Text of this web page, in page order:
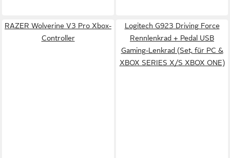
RAZER Wolverine V3 Pro Xbox-
Controller
Logitech G923 Driving Force
Rennlenkrad + Pedal USB
Gaming-Lenkrad (Set, für PC &
XBOX SERIES X/S XBOX ONE)